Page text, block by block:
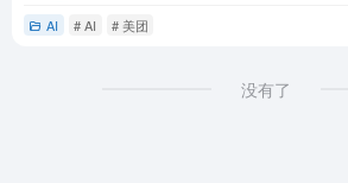
AI # AI # 美团
没有了